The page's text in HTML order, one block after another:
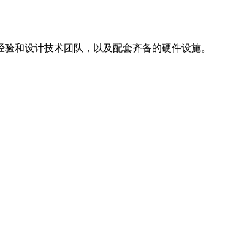
和设计技术团队，以及配套齐备的硬件设施。